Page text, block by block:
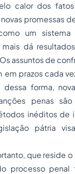
calor dos
promessas
um
dá
assuntos de
prazos cada
dessa forma,
penassão
inéditos de
pátria
que reside
processo penal